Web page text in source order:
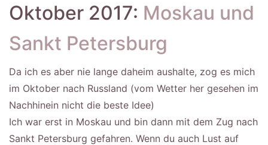
Oktober 2017: Moskau und
Sankt Petersburg
Da ich es aber nie lange daheim aushalte, zog es mich
im Oktober nach Russland (vom Wetter her gesehen im
Nachhinein nicht die beste Idee)
Ich war erst in Moskau und bin dann mit dem Zug nach
Sankt Petersburg gefahren. Wenn du auch Lust auf